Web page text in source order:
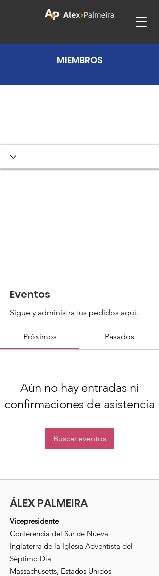
MIEMBROS
Eventos
Sigue y administra tus pedidos aquí.
Próximos Pasados
Aún no hay entradas ni
confirmaciones de asistencia
Buscar eventos
ÁLEX PALMEIRA
Vicepresidente
Conferencia del Sur de Nueva
Inglaterra de la Iglesia Adventista del
Séptimo Día
Massachusetts, Estados Unidos